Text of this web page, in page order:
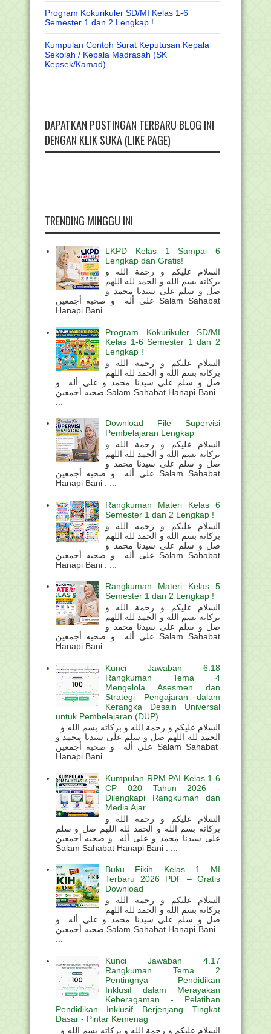
Program Kokurikuler SD/MI Kelas 1-6
Semester 1 dan 2 Lengkap !
Kumpulan Contoh Surat Keputusan Kepala
Sekolah / Kepala Madrasah (SK
Kepsek/Kamad)
DAPATKAN POSTINGAN TERBARU BLOG INI
DENGAN KLIK SUKA (LIKE PAGE)
TRENDING MINGGU INI
LKPD Kelas 1 Sampai 6
Lengkap dan Gratis!
السلام عليكم و رحمة الله و
بركاته بسم الله و الحمد لله اللهم
صل و سلم على سيدنا محمد و
على أله و صحبه أجمعين Salam Sahabat
Hanapi Bani . ...
Program Kokurikuler SD/MI
Kelas 1-6 Semester 1 dan 2
Lengkap !
السلام عليكم و رحمة الله و
بركاته بسم الله و الحمد لله اللهم
صل و سلم على سيدنا محمد و على أله و
صحبه أجمعين Salam Sahabat Hanapi Bani .
Download File Supervisi
Pembelajaran Lengkap
السلام عليكم و رحمة الله و
بركاته بسم الله و الحمد لله اللهم
صل و سلم على سيدنا محمد و
على أله و صحبه أجمعين Salam Sahabat
Hanapi Bani . ...
Rangkuman Materi Kelas 6
Semester 1 dan 2 Lengkap !
السلام عليكم و رحمة الله و
بركاته بسم الله و الحمد لله اللهم
صل و سلم على سيدنا محمد و
على أله و صحبه أجمعين Salam Sahabat
Hanapi Bani . ...
Rangkuman Materi Kelas 5
Semester 1 dan 2 Lengkap !
السلام عليكم و رحمة الله و
بركاته بسم الله و الحمد لله اللهم
صل و سلم على سيدنا محمد و
على أله و صحبه أجمعين Salam Sahabat
Hanapi Bani . ...
Kunci Jawaban 6.18
Rangkuman Tema 4
Mengelola Asesmen dan
Strategi Pengajaran dalam
Kerangka Desain Universal
untuk Pembelajaran (DUP)
الحمد لله اللهم صل و سلم على سيدنا محمد و
على أله و صحبه أجمعين Salam Sahabat
Hanapi Bani ....
Kumpulan RPM PAI Kelas 1-6
CP 020 Tahun 2026 -
Dilengkapi Rangkuman dan
Media Ajar
السلام عليكم و رحمة الله و
بركاته بسم الله و الحمد لله اللهم صل و سلم
على سيدنا محمد و على أله و صحبه أجمعين
Salam Sahabat Hanapi Bani . ...
Buku Fikih Kelas 1 MI
Terbaru 2026 PDF – Gratis
Download
السلام عليكم و رحمة الله و
بركاته بسم الله و الحمد لله اللهم
صل و سلم على سيدنا محمد و على أله و
صحبه أجمعين Salam Sahabat Hanapi Bani .
Kunci Jawaban 4.17
Rangkuman Tema 2
Pentingnya Pendidikan
Inklusif dalam Merayakan
Keberagaman - Pelatihan
Pendidikan Inklusif Berjenjang Tingkat
Dasar - Pintar Kemenag